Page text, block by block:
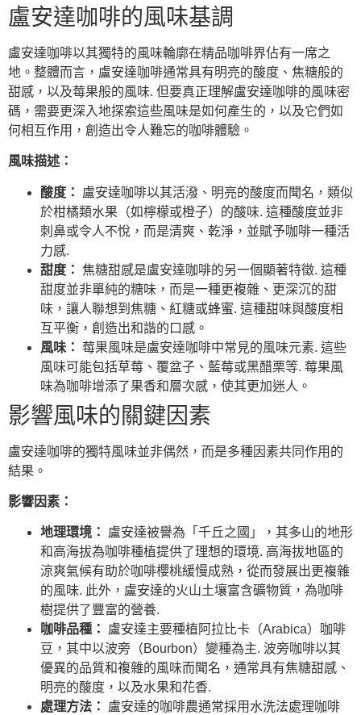
盧安達咖啡的風味基調
盧安達咖啡以其獨特的風味輪廓在精品咖啡界佔有一席之
地。整體而言，盧安達咖啡通常具有明亮的酸度、焦糖般的
甜感，以及莓果般的風味. 但要真正理解盧安達咖啡的風味密
碼，需要更深入地探索這些風味是如何產生的，以及它們如
何相互作用，創造出令人難忘的咖啡體驗。
風味描述：
酸度：
盧安達咖啡以其活潑、明亮的酸度而聞名，類似
於柑橘類水果（如檸檬或橙子）的酸味. 這種酸度並非
刺鼻或令人不悅，而是清爽、乾淨，並賦予咖啡一種活
力感.
甜度： 焦糖甜感是盧安達咖啡的另一個顯著特徵. 這種
甜度並非單純的糖味，而是一種更複雜、更深沉的甜
味，讓人聯想到焦糖、紅糖或蜂蜜. 這種甜味與酸度相
互平衡，創造出和諧的口感。
風味： 莓果風味是盧安達咖啡中常見的風味元素. 這些
風味可能包括草莓、覆盆子、藍莓或黑醋栗等. 莓果風
味為咖啡增添了果香和層次感，使其更加迷人。
影響風味的關鍵因素
盧安達咖啡的獨特風味並非偶然，而是多種因素共同作用的
結果。
影響因素：
地理環境：
盧安達被譽為「千丘之國」，其多山的地形
和高海拔為咖啡種植提供了理想的環境. 高海拔地區的
涼爽氣候有助於咖啡櫻桃緩慢成熟，從而發展出更複雜
的風味. 此外，盧安達的火山土壤富含礦物質，為咖啡
樹提供了豐富的營養.
咖啡品種：
盧安達主要種植阿拉比卡（Arabica）咖啡
豆，其中以波旁（Bourbon）變種為主. 波旁咖啡以其
優異的品質和複雜的風味而聞名，通常具有焦糖甜感、
明亮的酸度，以及水果和花香.
處理方法：
盧安達的咖啡農通常採用水洗法處理咖啡